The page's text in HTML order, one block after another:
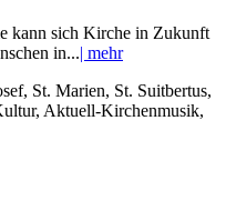
kann sich Kirche in Zukunft
in...| mehr
St. Marien, St. Suitbertus,
Aktuell-Kirchenmusik,